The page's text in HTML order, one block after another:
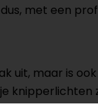
met een
uit, maar is
knipperlichten